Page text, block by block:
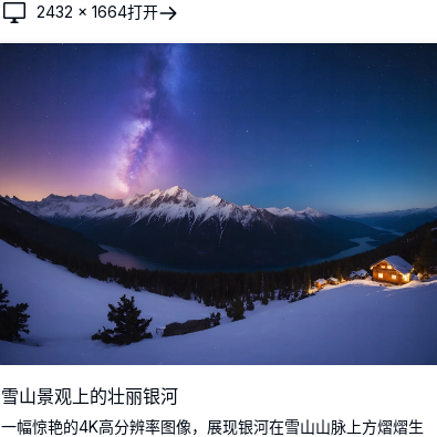
景。这幅超详细的科幻艺术作品以生动的清晰度捕捉了宇宙的奇
观，非常适合空间爱好者、壁纸或太空主题项目。在这个迷人的
场景中体验宇宙之美。
2432 ×1664打开
雪山景观上的壮丽银河
一幅惊艳的4K高分辨率图像，展现银河在雪山山脉上方熠熠生